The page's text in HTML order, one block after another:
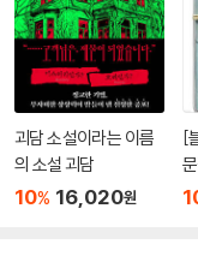
괴담 소설이라는 이름
의 소설 괴담
10% 16,020원
[